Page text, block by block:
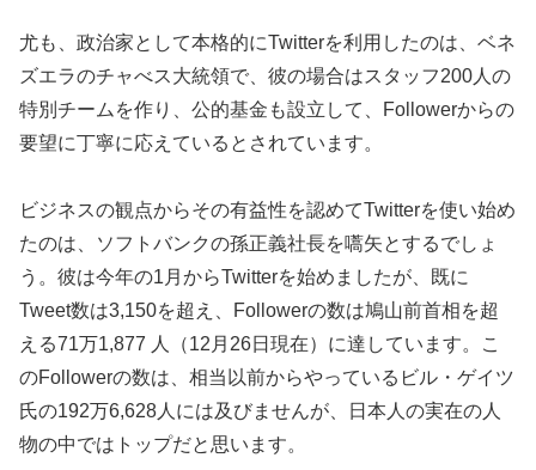
尤も、政治家として本格的にTwitterを利用したのは、ベネ
ズエラのチャべス大統領で、彼の場合はスタッフ200人の
特別チームを作り、公的基金も設立して、Followerからの
要望に丁寧に応えているとされています。
ビジネスの観点からその有益性を認めてTwitterを使い始め
たのは、ソフトバンクの孫正義社長を嚆矢とするでしょ
う。彼は今年の1月からTwitterを始めましたが、既に
Tweet数は3,150を超え、Followerの数は鳩山前首相を超
える71万1,877 人（12月26日現在）に達しています。こ
のFollowerの数は、相当以前からやっているビル・ゲイツ
氏の192万6,628人には及びませんが、日本人の実在の人
物の中ではトップだと思います。